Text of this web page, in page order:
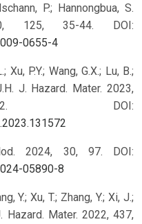
P.; Hannongbua, S.
125, 35-44. DOI:
0655-4
Xu, P.Y.; Wang, G.X.; Lu, B.;
J. Hazard. Mater. 2023,
DOI:
2024, 30, 97. DOI:
05890-8
Y.; Xu, T.; Zhang, Y.; Xi, J.;
Hazard. Mater. 2022, 437,